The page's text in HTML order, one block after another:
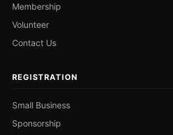
Membership
Volunteer
Contact Us
REGISTRATION
Small Business
Sponsorship